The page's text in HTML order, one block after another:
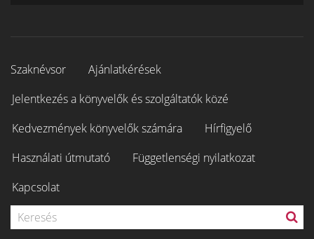
Szaknévsor
Ajánlatkérések
Jelentkezés a könyvelők és szolgáltatók közé
Kedvezmények könyvelők számára
Hírfigyelő
Használati útmutató
Függetlenségi nyilatkozat
Kapcsolat